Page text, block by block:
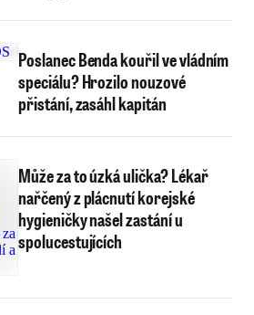
Poslanec Benda kouřil ve vládním
speciálu? Hrozilo nouzové
přistání, zasáhl kapitán
Může za to úzká ulička? Lékař
nařčený z plácnutí korejské
hygieničky našel zastání u
spolucestujících